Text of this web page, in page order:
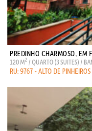
PREDINHO CHARMOSO, EM
120 M2 / QUARTO (3 SUITES) /
RU: 9767 - ALTO DE PINHEIROS